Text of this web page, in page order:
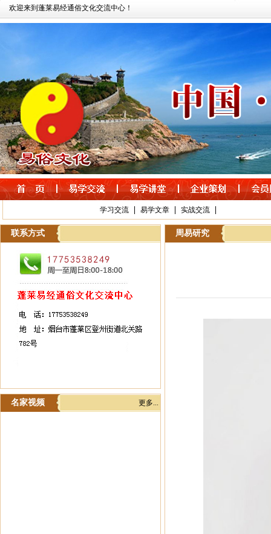
欢迎来到蓬莱易经通俗文化交流中心！
学习交流 易学文章 实战交流
联系方式
名家视频 更多...
周易研究